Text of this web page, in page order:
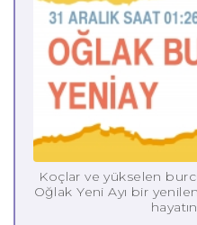
Koçlar ve yükselen
Oğlak Yeni Ayı bir